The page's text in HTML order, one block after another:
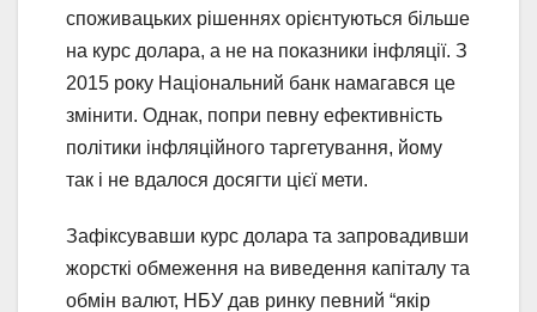
споживацьких рішеннях орієнтуються більше
на курс долара, а не на показники інфляції. З
2015 року Національний банк намагався це
змінити. Однак, попри певну ефективність
політики інфляційного таргетування, йому
так і не вдалося досягти цієї мети.
Зафіксувавши курс долара та запровадивши
жорсткі обмеження на виведення капіталу та
обмін валют, НБУ дав ринку певний “якір